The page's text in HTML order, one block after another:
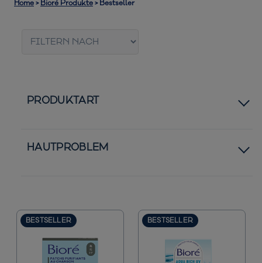
Home> Bioré Produkte> Bestseller
PRODUKTART
Neuheiten
Sonnenschutz
HAUTPROBLEM
Normale bis ölige Haut
Pickel und Unreinheiten
BESTSELLER BESTSELLER